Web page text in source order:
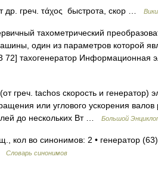
др. греч. τάχος быстрота, скор …
тахометрический
один из параметров которой
72] тахогенератор
греч. tachos скорость и генератор)
или углового ускорения
до нескольких Вт …
Большой
кол во синонимов: 2 • генератор
Словарь синонимов